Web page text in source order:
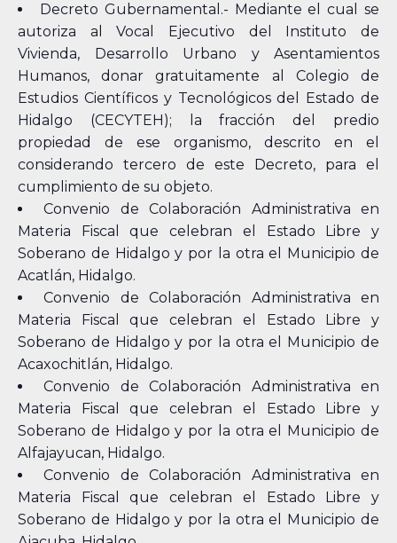
Decreto Gubernamental.- Mediante el cual se
autoriza al Vocal Ejecutivo del Instituto de
Vivienda, Desarrollo Urbano y Asentamientos
Humanos, donar gratuitamente al Colegio de
Estudios Científicos y Tecnológicos del Estado de
Hidalgo (CECYTEH); la fracción del predio
propiedad de ese organismo, descrito en el
considerando tercero de este Decreto, para el
cumplimiento de su objeto.
Convenio de Colaboración Administrativa en
Materia Fiscal que celebran el Estado Libre y
Soberano de Hidalgo y por la otra el Municipio de
Acatlán, Hidalgo.
Convenio de Colaboración Administrativa en
Materia Fiscal que celebran el Estado Libre y
Soberano de Hidalgo y por la otra el Municipio de
Acaxochitlán, Hidalgo.
Convenio de Colaboración Administrativa en
Materia Fiscal que celebran el Estado Libre y
Soberano de Hidalgo y por la otra el Municipio de
Alfajayucan, Hidalgo.
Convenio de Colaboración Administrativa en
Materia Fiscal que celebran el Estado Libre y
Soberano de Hidalgo y por la otra el Municipio de